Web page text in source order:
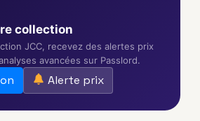
collection
JCC, recevez des alertes prix
avancées sur Passlord.
Alerte prix